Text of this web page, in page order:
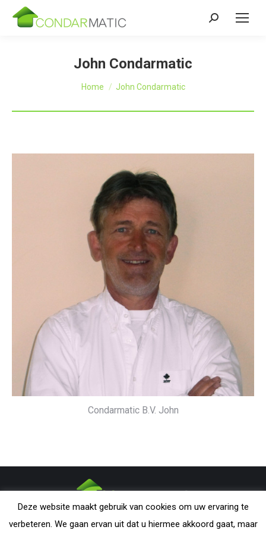
Zoeken:
John Condarmatic
Je bent hier:
Home John Condarmatic
Condarmatic B.V. John
from this website may be reproduced without explicit permission from
Deze website maakt gebruik van cookies om uw ervaring te
verbeteren. We gaan ervan uit dat u hiermee akkoord gaat, maar